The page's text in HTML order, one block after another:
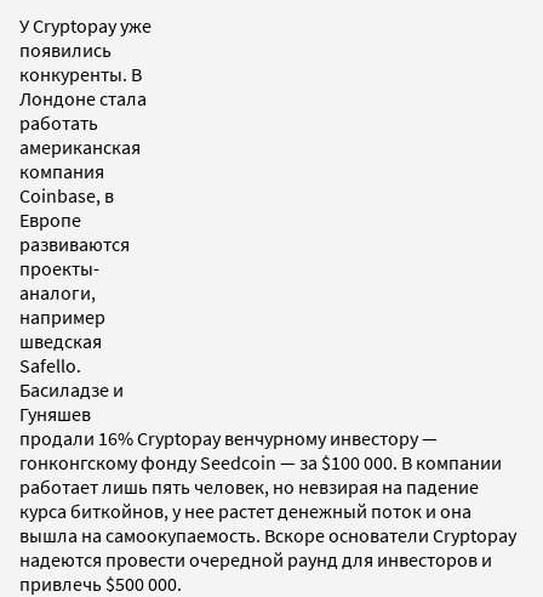
У Cryptopay уже
появились
конкуренты. В
Лондоне стала
работать
американская
компания
Coinbase, в
Европе
развиваются
проекты-
аналоги,
например
шведская
Safello.
Басиладзе и
Гуняшев
продали 16% Cryptopay венчурному инвестору —
гонконгскому фонду Seedcoin — за $100 000. В компании
работает лишь пять человек, но невзирая на падение
курса биткойнов, у нее растет денежный поток и она
вышла на самоокупаемость. Вскоре основатели Cryptopay
надеются провести очередной раунд для инвесторов и
привлечь $500 000.